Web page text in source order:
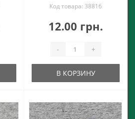
Код товара: 38816
12.00 грн.
- +
В КОРЗИНУ